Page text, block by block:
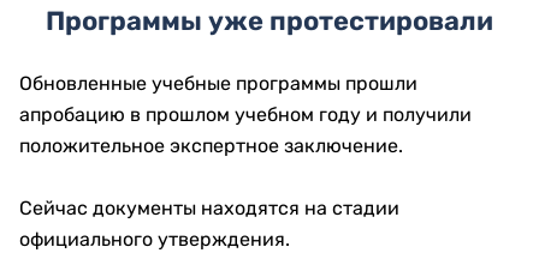
Программы уже протестировали
Обновленные учебные программы прошли
апробацию в прошлом учебном году и получили
положительное экспертное заключение.
Сейчас документы находятся на стадии
официального утверждения.